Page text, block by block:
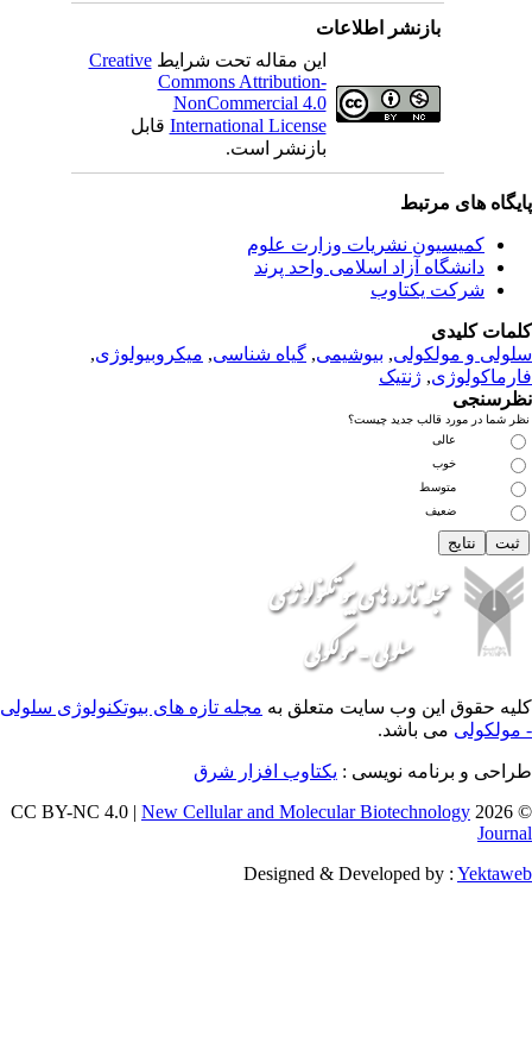
اطلاعات
این مقاله تحت شرایطCreative
Commons Attribution-
NonCommercial 4.0
International Licenseقابل
نشریات وزارت علوم
اسلامی واحد پرند
,بیوشیمی,گیاه شناسی,میکروبیولوژی
جدید چیست؟
وب سایت متعلق بهمجله تازه های بیوتکنولوژی سلولی
نویسی :یکتاوب افزار شرق
New Cellular and Molecular
Designed &